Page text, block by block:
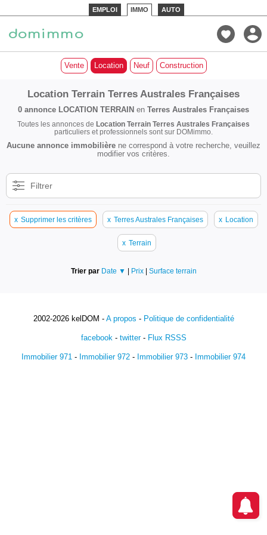
EMPLOI IMMO AUTO
Vente Location Neuf Construction
Location Terrain Terres Australes Françaises
0 annonce LOCATION TERRAIN en Terres Australes Françaises
Toutes les annonces de Location Terrain Terres Australes Françaises
particuliers et professionnels sont sur DOMimmo.
Aucune annonce immobilière ne correspond à votre recherche, veuillez
modifier vos critères.
Filtrer
x Supprimer les critères x Terres Australes Françaises x Location
x Terrain
Trier par Date ▼ | Prix | Surface terrain
2002-2026 kelDOM - A propos - Politique de confidentialité
facebook- twitter- Flux RSSS
Immobilier 971 - Immobilier 972 - Immobilier 973 - Immobilier 974